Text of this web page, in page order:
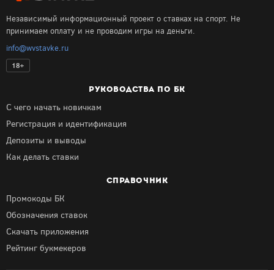
Независимый информационный проект о ставках на спорт. Не
принимаем оплату и не проводим игры на деньги.
info@wvstavke.ru
18+
РУКОВОДСТВА ПО БК
С чего начать новичкам
Регистрация и идентификация
Депозиты и выводы
Как делать ставки
СПРАВОЧНИК
Промокоды БК
Обозначения ставок
Скачать приложения
Рейтинг букмекеров